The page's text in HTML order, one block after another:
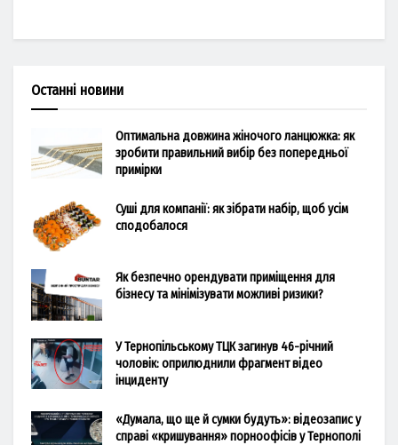
Останні новини
Оптимальна довжина жіночого ланцюжка: як
зробити правильний вибір без попередньої
примірки
Суші для компанії: як зібрати набір, щоб усім
сподобалося
Як безпечно орендувати приміщення для
бізнесу та мінімізувати можливі ризики?
У Тернопільському ТЦК загинув 46-річний
чоловік: оприлюднили фрагмент відео
інциденту
«Думала, що ще й сумки будуть»: відеозапис у
справі «кришування» порноофісів у Тернополі